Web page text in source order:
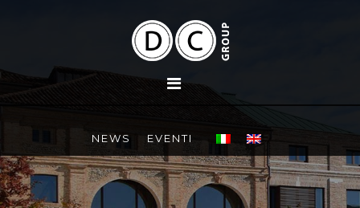
NEWS EVENTI